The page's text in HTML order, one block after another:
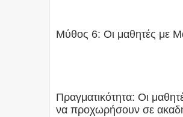
Μύθος 6: Οι μαθητές με
Πραγματικότητα: Οι
να προχωρήσουν σε